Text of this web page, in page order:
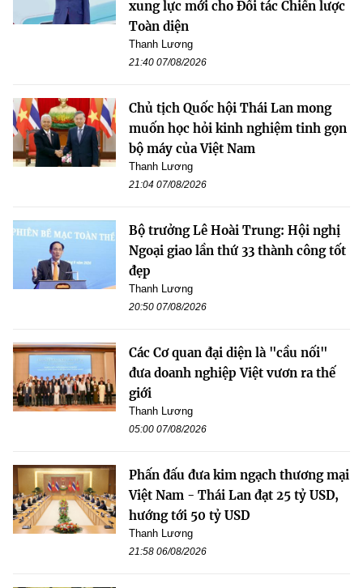
xung lực mới cho Đối tác Chiến lược
Toàn diện
Thanh Lương
21:40 07/08/2026
Chủ tịch Quốc hội Thái Lan mong
muốn học hỏi kinh nghiệm tinh gọn
bộ máy của Việt Nam
Thanh Lương
21:04 07/08/2026
Bộ trưởng Lê Hoài Trung: Hội nghị
Ngoại giao lần thứ 33 thành công tốt
đẹp
Thanh Lương
20:50 07/08/2026
Các Cơ quan đại diện là "cầu nối"
đưa doanh nghiệp Việt vươn ra thế
giới
Thanh Lương
05:00 07/08/2026
Phấn đấu đưa kim ngạch thương mại
Việt Nam - Thái Lan đạt 25 tỷ USD,
hướng tới 50 tỷ USD
Thanh Lương
21:58 06/08/2026